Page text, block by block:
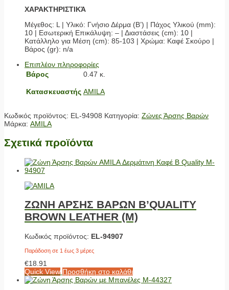
ΧΑΡΑΚΤΗΡΙΣΤΙΚΆ
Μέγεθος: L | Υλικό: Γνήσιο Δέρμα (Β’) | Πάχος Υλικού (mm):
10 | Εσωτερική Επικάλυψη: – | Διαστάσεις (cm): 10 |
Κατάλληλο για Μέση (cm): 85-103 | Χρώμα: Καφέ Σκούρο |
Βάρος (gr): n/a
Επιπλέον πληροφορίες
Βάρος
0.47 κ.
Κατασκευαστής AMILA
Κωδικός προϊόντος: EL-94908 Κατηγορία: Ζώνες Άρσης Βαρών
Μάρκα: AMILA
Σχετικά προϊόντα
ΖΩΝΗ ΑΡΣΗΣ ΒΑΡΩΝ B’QUALITY
BROWN LEATHER (M)
Κωδικός προϊόντος: EL-94907
Παράδοση σε 1 έως 3 μέρες
€18.91
Quick View Προσθήκη στο καλάθι